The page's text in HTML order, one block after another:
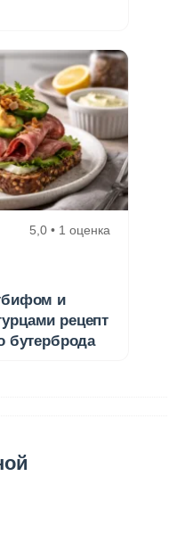
5,0 • 1 оценка
и
рецепт
бутерброда